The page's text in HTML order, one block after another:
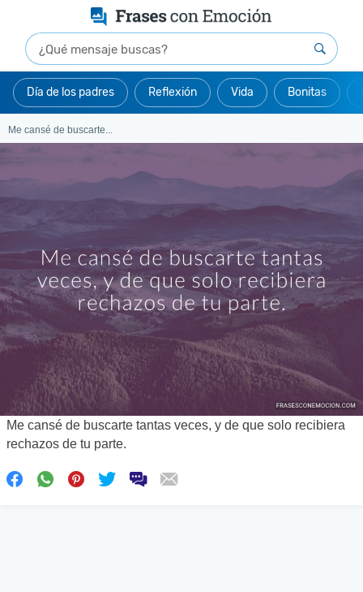
Día de los padres Reflexión Vida Bonitas
Me cansé de buscarte...
Me cansé de buscarte tantas veces, y de que solo recibiera
rechazos de tu parte.